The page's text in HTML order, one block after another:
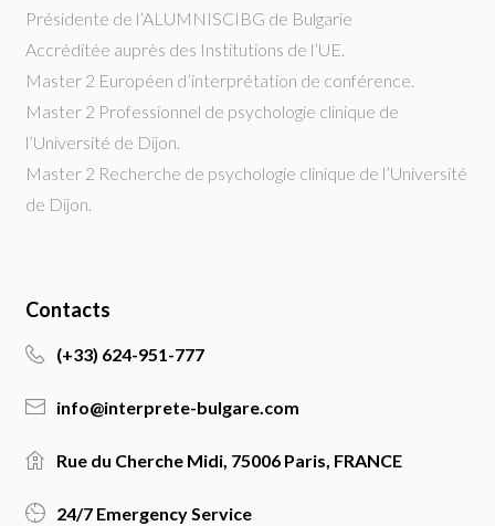
Présidente de l’ALUMNISCIBG de Bulgarie
Accréditée auprès des Institutions de l’UE.
Master 2 Européen d’interprétation de conférence.
Master 2 Professionnel de psychologie clinique de
l’Université de Dijon.
Master 2 Recherche de psychologie clinique de l’Université
de Dijon.
Contacts
(+33) 624-951-777
info@interprete-bulgare.com
Rue du Cherche Midi, 75006 Paris, FRANCE
24/7 Emergency Service